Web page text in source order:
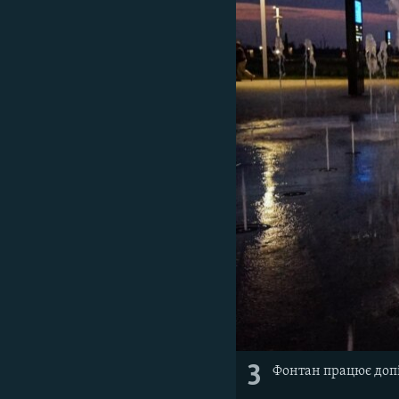
3 Фонтан працює